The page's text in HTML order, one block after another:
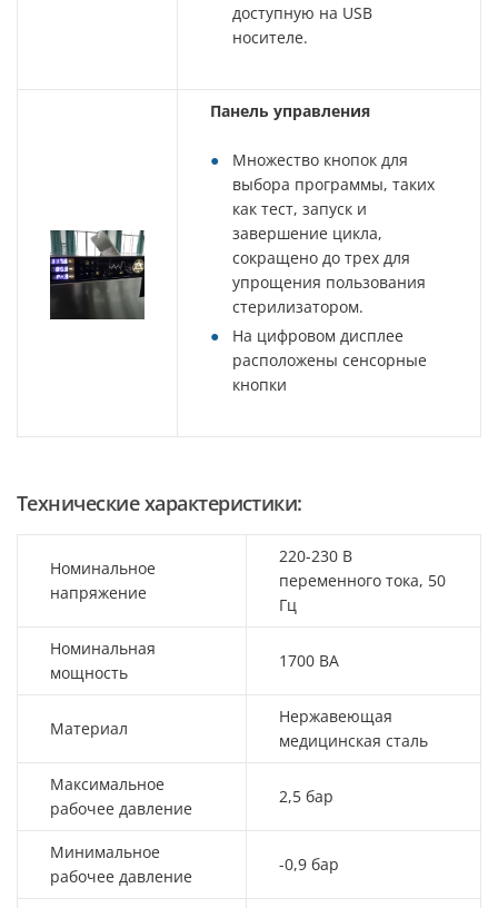
доступную на USB
носителе.
Панель управления
Множество кнопок для
выбора программы, таких
как тест, запуск и
завершение цикла,
сокращено до трех для
упрощения пользования
стерилизатором.
На цифровом дисплее
расположены сенсорные
кнопки
Технические характеристики:
Номинальное
напряжение
220-230 В
переменного тока, 50
Гц
Номинальная
мощность
1700 ВА
Материал
Нержавеющая
медицинская сталь
Максимальное
рабочее давление
2,5 бар
Минимальное
рабочее давление
-0,9 бар